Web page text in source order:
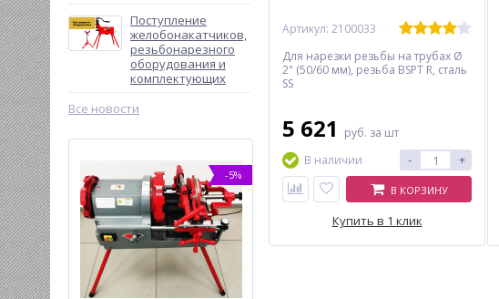
Поступление
желобонакатчиков,
резьбонарезного
оборудования и
комплектующих
Все новости
-5% -19%
ХИТ
-12%
Артикул: 2100033
Для нарезки резьбы на трубах Ø
2" (50/60 мм), резьба BSPT R, сталь
SS
5 621 руб. за шт
В наличии
- +
В КОРЗИНУ
Купить в 1 клик